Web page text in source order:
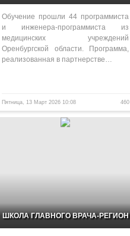
Обучение прошли 44 программиста
и инженера-программиста из
медицинских учреждений
Оренбургской области. Программа,
реализованная в партнерстве…
Пятница, 13 Март 2026 10:08 460
ШКОЛА ГЛАВНОГО ВРАЧА-РЕГИОН